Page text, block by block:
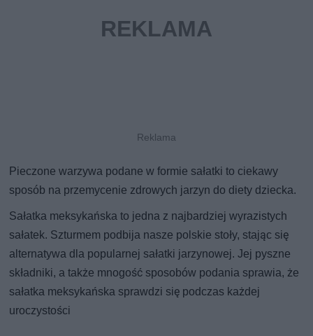
Pieczone warzywa podane w formie sałatki to ciekawy
sposób na przemycenie zdrowych jarzyn do diety dziecka.
Sałatka meksykańska to jedna z najbardziej wyrazistych
sałatek. Szturmem podbija nasze polskie stoły, stając się
alternatywa dla popularnej sałatki jarzynowej. Jej pyszne
składniki, a także mnogość sposobów podania sprawia, że
sałatka meksykańska sprawdzi się podczas każdej
uroczystości